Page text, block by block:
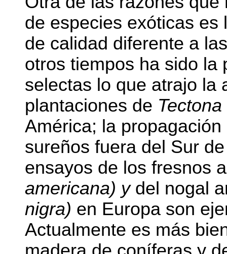
de especies exóticas es
de calidad diferente a
otros tiempos ha sido la
selectas lo que atrajo la
plantaciones de
América; la
sureños fuera del Sur
ensayos de los fresnos
americana) y del nogal
nigra) en Europa son
Actualmente es más